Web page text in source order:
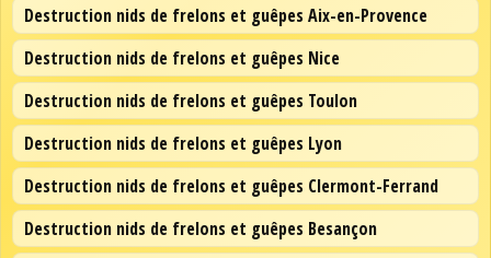
Destruction nids de frelons et guêpes Aix-en-Provence
Destruction nids de frelons et guêpes Nice
Destruction nids de frelons et guêpes Toulon
Destruction nids de frelons et guêpes Lyon
Destruction nids de frelons et guêpes Clermont-Ferrand
Destruction nids de frelons et guêpes Besançon